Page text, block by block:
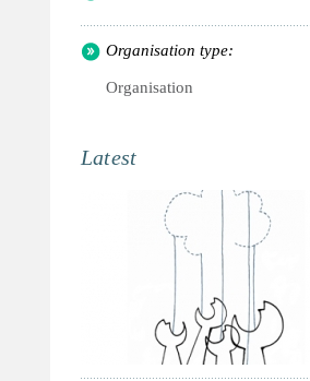
Organisation type:
Organisation
Latest